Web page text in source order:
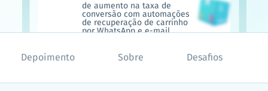
de aumento na taxa de
conversão com automações
de recuperação de carrinho
por WhatsApp e e-mail
de aumento nas sessões
Depoimento Sobre Desafios